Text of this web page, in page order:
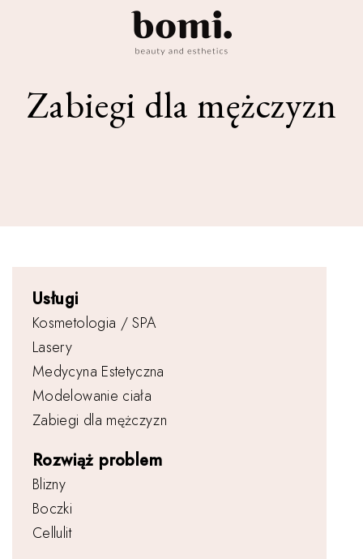
Zabiegi dla mężczyzn
Usługi
Kosmetologia / SPA
Lasery
Medycyna Estetyczna
Modelowanie ciała
Zabiegi dla mężczyzn
Rozwiąż problem
Blizny
Boczki
Cellulit